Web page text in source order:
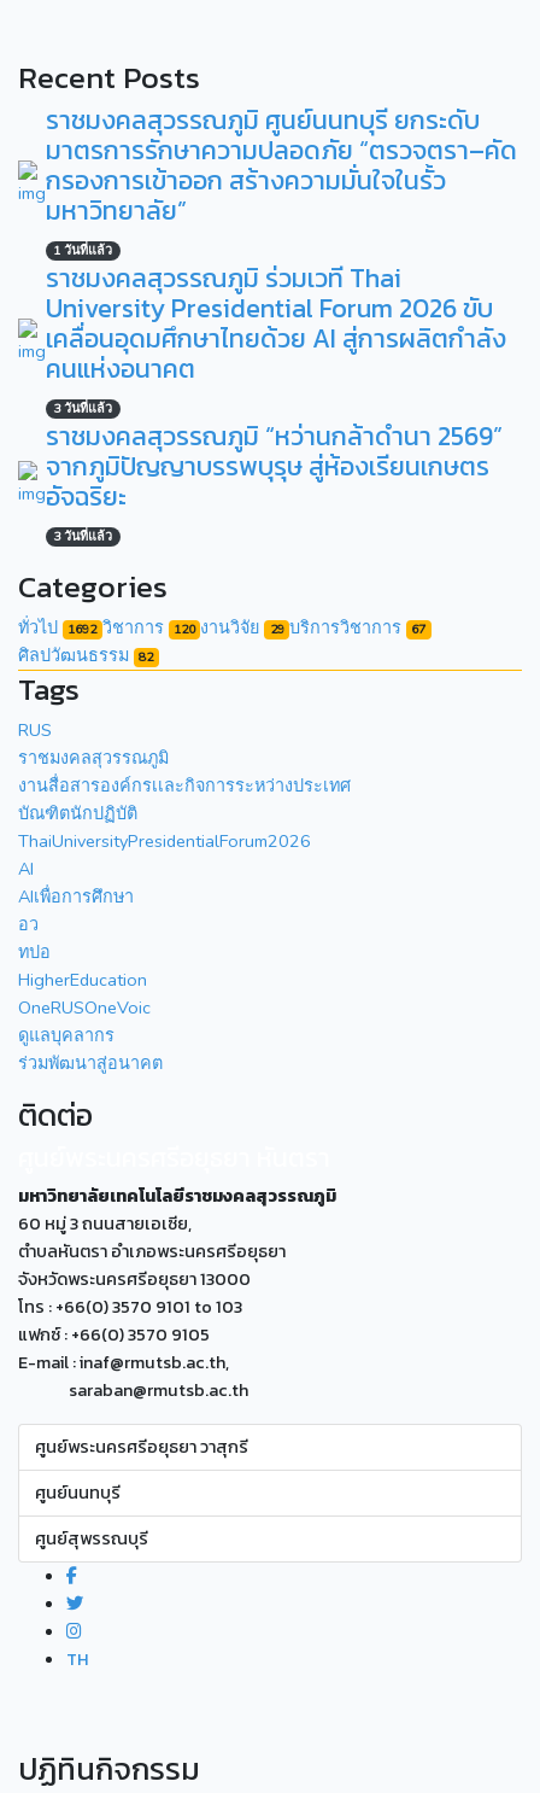
Recent Posts
ราชมงคลสุวรรณภูมิ ศูนย์นนทบุรี ยกระดับ
มาตรการรักษาความปลอดภัย “ตรวจตรา–คัด
กรองการเข้าออก สร้างความมั่นใจในรั้ว
มหาวิทยาลัย”
1 วันที่แล้ว
ราชมงคลสุวรรณภูมิ ร่วมเวที Thai
University Presidential Forum 2026 ขับ
เคลื่อนอุดมศึกษาไทยด้วย AI สู่การผลิตกำลัง
คนแห่งอนาคต
3 วันที่แล้ว
ราชมงคลสุวรรณภูมิ “หว่านกล้าดำนา 2569”
จากภูมิปัญญาบรรพบุรุษ สู่ห้องเรียนเกษตร
อัจฉริยะ
3 วันที่แล้ว
Categories
ทั่วไป 1692 วิชาการ 120 งานวิจัย 29 บริการวิชาการ 67
ศิลปวัฒนธรรม 82
Tags
RUS
ราชมงคลสุวรรณภูมิ
งานสื่อสารองค์กรเเละกิจการระหว่างประเทศ
บัณฑิตนักปฏิบัติ
ThaiUniversityPresidentialForum2026
AI
AIเพื่อการศึกษา
อว
ทปอ
HigherEducation
OneRUSOneVoic
ดูแลบุคลากร
ร่วมพัฒนาสู่อนาคต
ติดต่อ
มหาวิทยาลัยเทคโนโลยีราชมงคลสุวรรณภูมิ
60 หมู่ 3 ถนนสายเอเซีย,
ตำบลหันตรา อำเภอพระนครศรีอยุธยา
จังหวัดพระนครศรีอยุธยา 13000
โทร : +66(0) 3570 9101 to 103
แฟกซ์ : +66(0) 3570 9105
E-mail : inaf@rmutsb.ac.th,
saraban@rmutsb.ac.th
ศูนย์พระนครศรีอยุธยา วาสุกรี
ศูนย์นนทบุรี
ศูนย์สุพรรณบุรี
TH
ปฏิทินกิจกรรม